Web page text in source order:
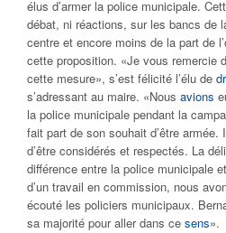
élus d’armer la police municipale.
débat, ni réactions, sur les bancs de
centre et encore moins de la part de
cette proposition. «Je vous remercie
cette mesure», s’est félicité l’élu de
s’adressant au maire. «Nous avions
la police municipale pendant la
fait part de son souhait d’être armée.
d’être considérés et respectés. La
différence entre la police municipale
d’un travail en commission, nous
écouté les policiers municipaux.
sa majorité pour aller dans ce sens».